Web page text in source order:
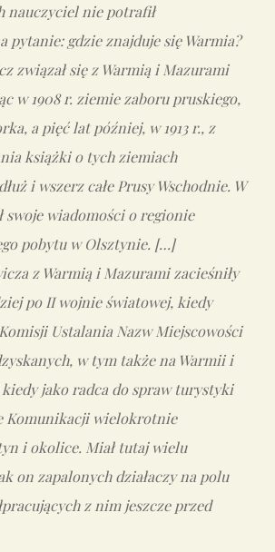
nauczyciel nie potrafił
pytanie: gdzie znajduje się Warmia?
związał się z Warmią i Mazurami
w 1908 r. ziemie zaboru pruskiego,
a pięć lat później, w 1913 r., z
książki o tych ziemiach
i wszerz całe Prusy Wschodnie. W
swoje wiadomości o regionie
pobytu w Olsztynie. […]
z Warmią i Mazurami zacieśniły
po II wojnie światowej, kiedy
Komisji Ustalania Nazw Miejscowości
w tym także na Warmii i
jako radca do spraw turystyki
Komunikacji wielokrotnie
i okolice. Miał tutaj wielu
on zapalonych działaczy na polu
z nim jeszcze przed